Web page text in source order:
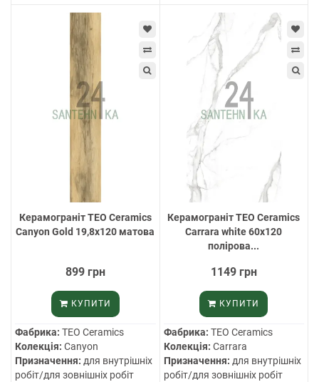
Керамограніт TEO Ceramics
Canyon Gold 19,8х120 матова
899 грн
КУПИТИ
Фабрика: TEO Ceramics
Колекція: Canyon
Призначення: для внутрішніх
робіт/для зовнішніх робіт
Керамограніт TEO Ceramics
Carrara white 60х120
полірова...
1149 грн
КУПИТИ
Фабрика: TEO Ceramics
Колекція: Carrara
Призначення: для внутрішніх
робіт/для зовнішніх робіт